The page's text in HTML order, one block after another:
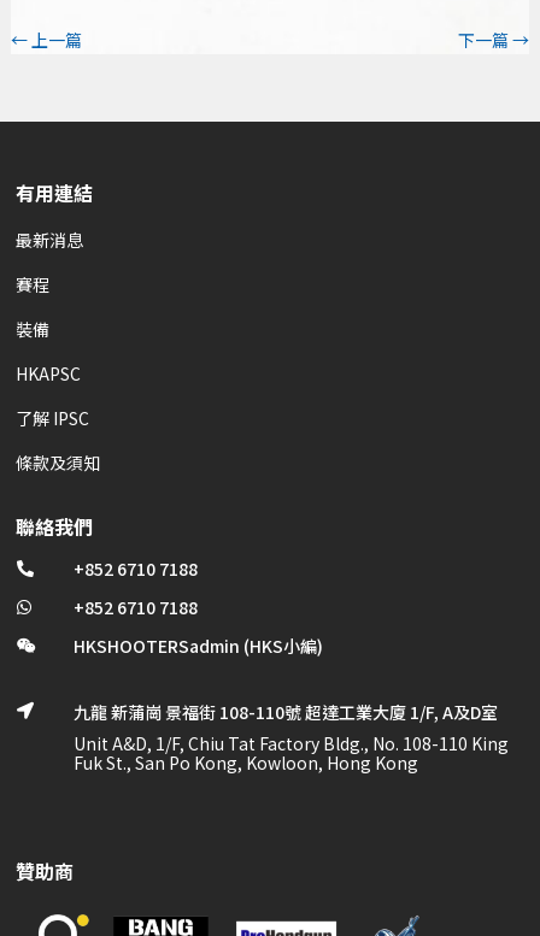
←上一篇 下一篇→
有用連結
最新消息
賽程
裝備
HKAPSC
了解 IPSC
條款及須知
聯絡我們
 +852 6710 7188
 +852 6710 7188
 HKSHOOTERSadmin (HKS小編)

九龍 新蒲崗 景福街 108-110號 超達工業大廈 1/F, A及D室
Unit A&D, 1/F, Chiu Tat Factory Bldg., No. 108-110 King
Fuk St., San Po Kong, Kowloon, Hong Kong
贊助商